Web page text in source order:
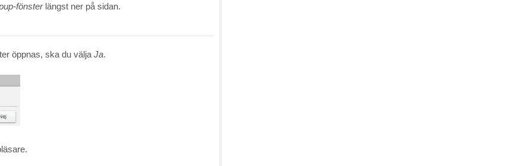
fönsterlängst ner på sidan.
öppnas, ska du välja Ja.